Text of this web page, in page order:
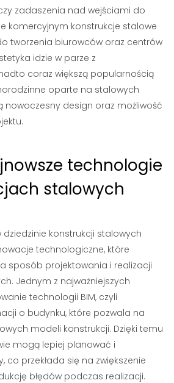
zadaszenia nad wejściami do
komercyjnym konstrukcje stalowe
tworzenia biurowców oraz centrów
idzie w parze z
coraz większą popularnością
oparte na stalowych
nowoczesny design oraz możliwość
technologie
stalowych
konstrukcji stalowych
technologiczne, które
sposób projektowania i realizacji
Jednym z najważniejszych
technologii BIM, czyli
o budynku, które pozwala na
modeli konstrukcji. Dzięki temu
mogą lepiej planować i
co przekłada się na zwiększenie
błędów podczas realizacji.